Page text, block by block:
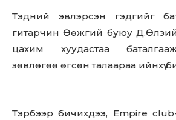
Тэдний эвлэрсэн гэдгийг
гитарчин Өөжгий буюу
цахим хуудастаа
зөвлөгөө өгсөн талаараа ийнхүү
Тэрбээр бичихдээ, Empire